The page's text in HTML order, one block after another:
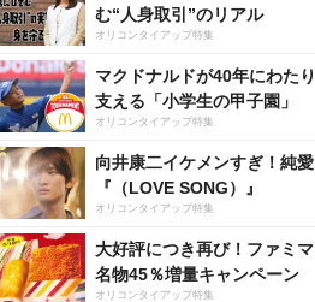
む“人身取引”のリアル
オリコンタイアップ特集
マクドナルドが40年にわたり
支える「小学生の甲子園」
オリコンタイアップ特集
向井康二イケメンすぎ！純愛
『（LOVE SONG）』
オリコンタイアップ特集
大好評につき再び！ファミマ
名物45％増量キャンペーン
オリコンタイアップ特集